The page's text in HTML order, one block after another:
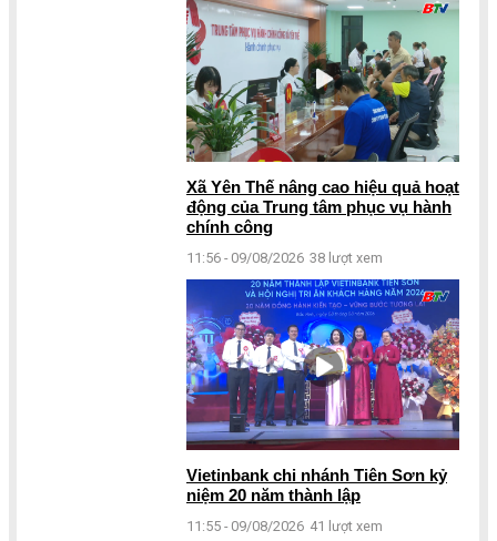
Xã Yên Thế nâng cao hiệu quả hoạt
động của Trung tâm phục vụ hành
chính công
11:56 - 09/08/2026 38 lượt xem
Vietinbank chi nhánh Tiên Sơn kỷ
niệm 20 năm thành lập
11:55 - 09/08/2026 41 lượt xem